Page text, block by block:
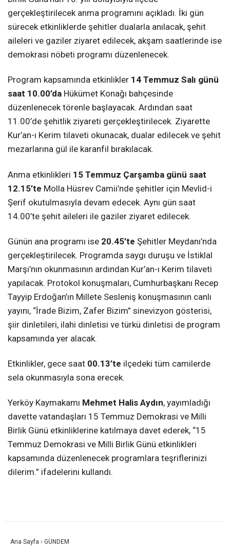
gerçekleştirilecek anma programını açıkladı. İki gün
sürecek etkinliklerde şehitler dualarla anılacak, şehit
aileleri ve gaziler ziyaret edilecek, akşam saatlerinde ise
demokrasi nöbeti programı düzenlenecek.
Program kapsamında etkinlikler 14 Temmuz Salı günü
saat 10.00’da Hükümet Konağı bahçesinde
düzenlenecek törenle başlayacak. Ardından saat
11.00’de şehitlik ziyareti gerçekleştirilecek. Ziyarette
Kur’an-ı Kerim tilaveti okunacak, dualar edilecek ve şehit
mezarlarına gül ile karanfil bırakılacak.
Anma etkinlikleri 15 Temmuz Çarşamba günü saat
12.15’te Molla Hüsrev Camii’nde şehitler için Mevlid-i
Şerif okutulmasıyla devam edecek. Aynı gün saat
14.00’te şehit aileleri ile gaziler ziyaret edilecek.
Günün ana programı ise 20.45’te Şehitler Meydanı’nda
gerçekleştirilecek. Programda saygı duruşu ve İstiklal
Marşı’nın okunmasının ardından Kur’an-ı Kerim tilaveti
yapılacak. Protokol konuşmaları, Cumhurbaşkanı Recep
Tayyip Erdoğan’ın Millete Sesleniş konuşmasının canlı
yayını, “İrade Bizim, Zafer Bizim” sinevizyon gösterisi,
şiir dinletileri, ilahi dinletisi ve türkü dinletisi de program
kapsamında yer alacak.
Etkinlikler, gece saat 00.13’te ilçedeki tüm camilerde
sela okunmasıyla sona erecek.
Yerköy Kaymakamı Mehmet Halis Aydın, yayımladığı
davette vatandaşları 15 Temmuz Demokrasi ve Milli
Birlik Günü etkinliklerine katılmaya davet ederek, “15
Temmuz Demokrasi ve Milli Birlik Günü etkinlikleri
kapsamında düzenlenecek programlara teşriflerinizi
dilerim.” ifadelerini kullandı.
Ana Sayfa › GÜNDEM